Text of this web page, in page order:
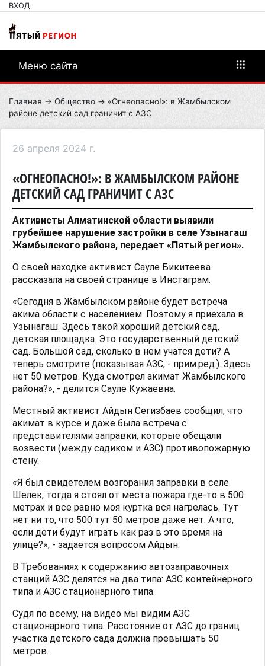
ВХОД
Меню сайта
Главная → Общество → «Огнеопасно!»: в Жамбылском
районе детский сад граничит с АЗС
26 апреля 2024 г.
«ОГНЕОПАСНО!»: В ЖАМБЫЛСКОМ РАЙОНЕ
ДЕТСКИЙ САД ГРАНИЧИТ С АЗС
Активисты Алматинской области выявили
грубейшее нарушение застройки в селе Узынагаш
Жамбылского района, передает «Пятый регион».
О своей находке активист Сауле Бикитеева
рассказала на своей странице в Инстаграм.
«Сегодня в Жамбылском районе будет встреча
акима области с населением. Поэтому я приехала в
Узынагаш. Здесь такой хороший детский сад,
детская площадка. Это государственный детский
сад. Большой сад, сколько в нем учатся дети? А
теперь смотрите (показывая АЗС, - прим.ред.). Здесь
нет 50 метров. Куда смотрел акимат Жамбылского
района?», - делится Сауле Кужаевна.
Местный активист Айдын Сегизбаев сообщил, что
акимат в курсе и даже была встреча с
представителями заправки, которые обещали
возвести (между садиком и АЗС) противопожарную
стену.
«Я был свидетелем возгорания заправки в селе
Шелек, тогда я стоял от места пожара где-то в 500
метрах и все равно моя куртка вся нагрелась. Тут
нет ни то, что 500 тут 50 метров даже нет. А что,
если дети будут играть как раз в это время на
улице?», - задается вопросом Айдын.
В Требованиях к содержанию автозаправочных
станций АЗС делятся на два типа: АЗС контейнерного
типа и АЗС стационарного типа.
Судя по всему, на видео мы видим АЗС
стационарного типа. Расстояние от АЗС до границ
участка детского сада должна превышать 50
метров.